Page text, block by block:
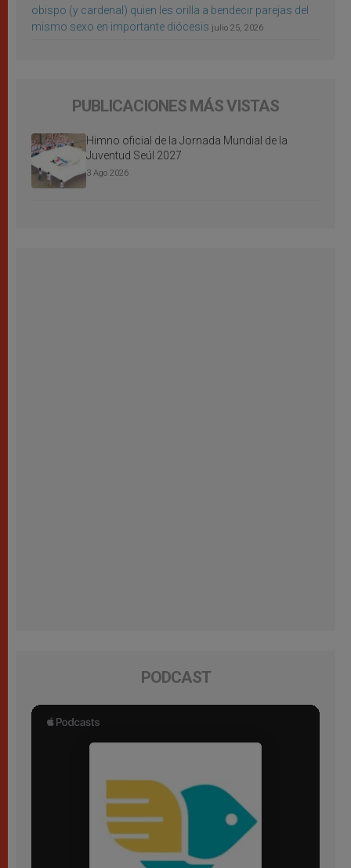
obispo (y cardenal) quien les orilla a bendecir parejas del
mismo sexo en importante diócesis julio 25, 2026
PUBLICACIONES MÁS VISTAS
Himno oficial de la Jornada Mundial de la
Juventud Seúl 2027
3 Ago 2026
PODCAST